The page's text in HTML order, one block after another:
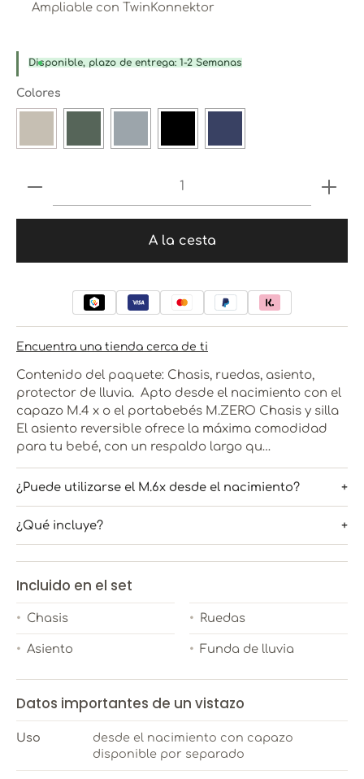
Ampliable con TwinKonnektor
Disponible, plazo de entrega: 1-2 Semanas
Seleccione
Colores
Produkt Anzahl: Gib den
A la cesta
Encuentra una tienda cerca de ti
Contenido del paquete: Chasis, ruedas, asiento,
protector de lluvia. Apto desde el nacimiento con el
capazo M.4 x o el portabebés M.ZERO Chasis y silla
El asiento reversible ofrece la máxima comodidad
para tu bebé, con un respaldo largo qu…
¿Puede utilizarse el M.6x desde el nacimiento?
¿Qué incluye?
Incluido en el set
Chasis Ruedas
Asiento Funda de lluvia
Datos importantes de un vistazo
Uso
desde el nacimiento con capazo
disponible por separado